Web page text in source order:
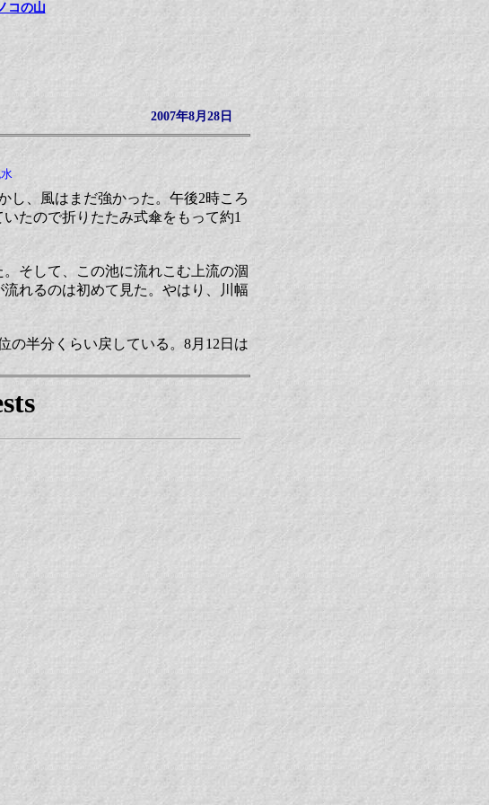
コの山
2007年8月28日
し、風はまだ強かった。午後2時ころ
たので折りたたみ式傘をもって約1
そして、この池に流れこむ上流の涸
れるのは初めて見た。やはり、川幅
の半分くらい戻している。8月12日は